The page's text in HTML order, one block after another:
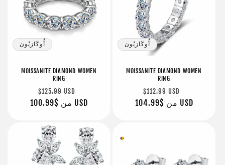
أُوكَازيُون
MOISSANITE DIAMOND WOMEN
RING
سعر
عادي
$125.99 USD
البيع
من $100.99 USD
أُوكَازيُون
MOISSANITE DIAMOND WOMEN
RING
سعر
عادي
$112.99 USD
البيع
من $104.99 USD